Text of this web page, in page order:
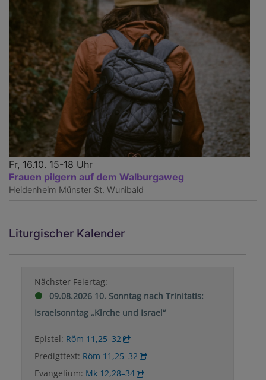
Fr, 16.10. 15-18 Uhr
Frauen pilgern auf dem Walburgaweg
Heidenheim Münster St. Wunibald
Liturgischer Kalender
Nächster Feiertag:
09.08.2026 10. Sonntag nach Trinitatis:
Israelsonntag „Kirche und Israel“
Epistel: Röm 11,25–32
Predigttext: Röm 11,25–32
Evangelium: Mk 12,28–34